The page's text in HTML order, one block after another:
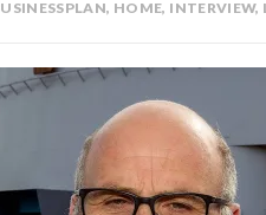
, HOME, INTERVIEW,